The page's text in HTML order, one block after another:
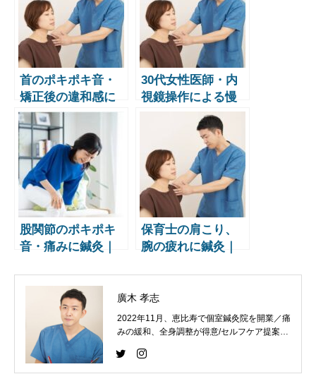
首のポキポキ音・
矯正後の違和感に
鍼灸｜30代女性弁
護士の症例【恵比
寿鍼灸院】
30代女性医師・内
視鏡操作による慢
性的な肩こり腕の
疲れ｜職業性疲労
への鍼灸アプロー
チ【症例】
股関節のポキポキ
音・痛みに鍼灸｜
善【症例】
保育士の肩こり、
腕の疲れに鍼灸｜
東洋医学でケア
【鍼灸師監修】
廣木 孝志
2022年11月、恵比寿で個室鍼灸院を開業／痛
みの緩和、全身調整が得意/セルフケア提案と